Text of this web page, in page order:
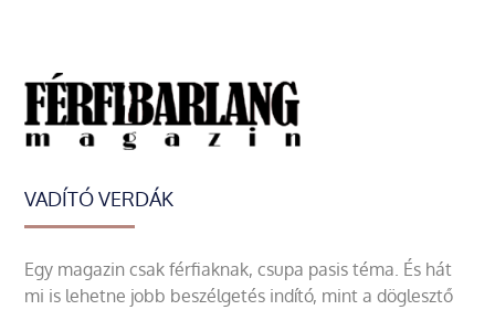
VADÍTÓ VERDÁK
Egy magazin csak férfiaknak, csupa pasis téma. És hát
mi is lehetne jobb beszélgetés indító, mint a döglesztő